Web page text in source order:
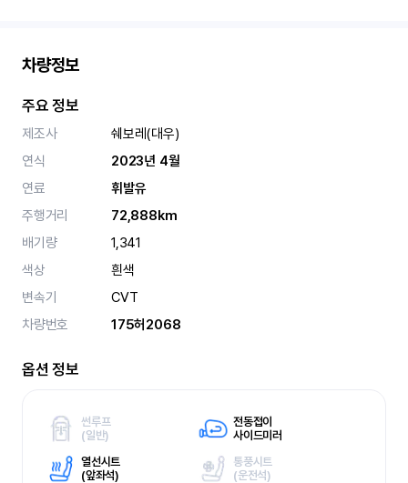
차량정보
주요 정보
제조사
쉐보레(대우)
연식
2023년 4월
연료
휘발유
주행거리
72,888km
배기량
1,341
색상
흰색
변속기
CVT
차량번호
175허2068
옵션 정보
썬루프
(일반)
전동접이
사이드미러
열선시트
(앞좌석)
통풍시트
(운전석)